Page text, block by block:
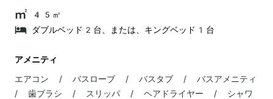
45㎡
ダブルベッド2台、または、キングベッド1台
アメニティ
エアコン / バスローブ / バスタブ / バスアメニティ
/ 歯ブラシ / スリッパ / ヘアドライヤー / シャワ